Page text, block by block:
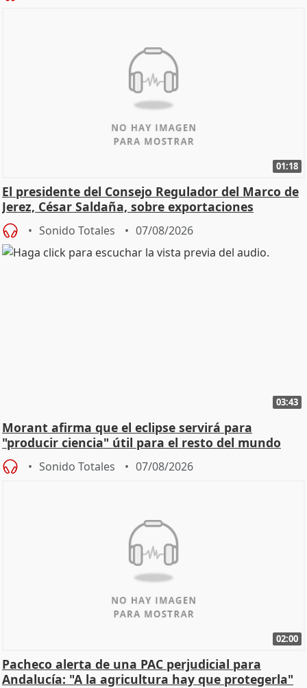
01:18
El presidente del Consejo Regulador del Marco de
Jerez, César Saldaña, sobre exportaciones
Sonido Totales 07/08/2026
03:43
Morant afirma que el eclipse servirá para
"producir ciencia" útil para el resto del mundo
Sonido Totales 07/08/2026
02:00
Pacheco alerta de una PAC perjudicial para
Andalucía: "A la agricultura hay que protegerla"